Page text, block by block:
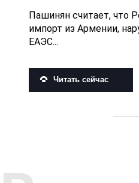
Пашинян считает, что
импорт из Армении,
ЕАЭС...
Читать сейчас